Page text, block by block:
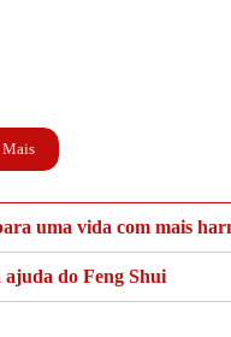
Mais
uma vida com mais
ajuda do Feng Shui